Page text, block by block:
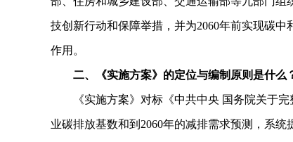
技创新行动和保障举措，并为2060年前实现碳
作用。
二、《实施方案》的定位与编制原则是什么
《实施方案》对标《中共中央 国务院关于完
业碳排放基数和到2060年的减排需求预测，系